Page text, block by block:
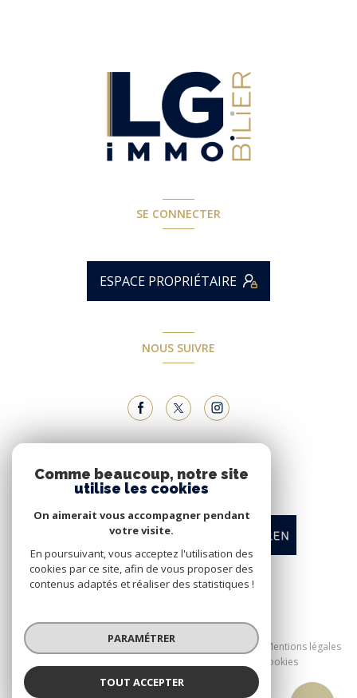
SE CONNECTER
ESPACE PROPRIÉTAIRE
NOUS SUIVRE
NOUS ADHÉRONS
© 2026 | Tous droits réservés
Nos honoraires
Nos partenaires
Mentions légales
Cookies
Comme beaucoup, notre site
utilise les cookies
On aimerait vous accompagner pendant
votre visite.
En poursuivant, vous acceptez l'utilisation des
cookies par ce site, afin de vous proposer des
contenus adaptés et réaliser des statistiques !
PARAMÉTRER
TOUT ACCEPTER